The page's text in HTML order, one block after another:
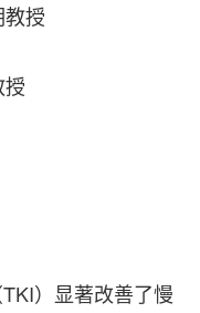
授
）显著改善了慢